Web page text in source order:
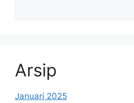
Arsip
Januari 2025